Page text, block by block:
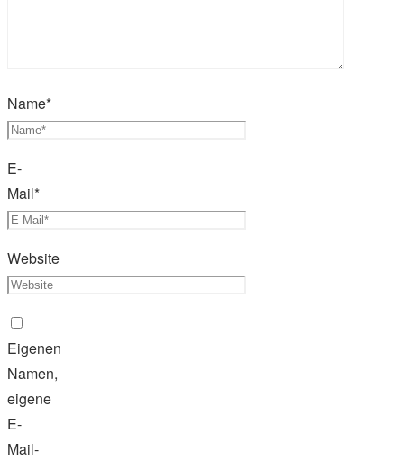
Name*
E-
Mail*
Website
Eigenen
Namen,
eigene
E-
Mail-